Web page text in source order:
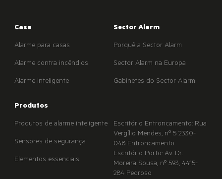
Casa
Alarme para casas
Alarme contra incêndios
Alarme inteligente
Sector Alarm
Porquê a Sector Alarm
Sector Alarm na Europa
Gabinetes do Sector Alarm
Produtos
Produtos de alarme inteligente
Sensores de segurança
Elementos essenciais
Escritório Entroncamento: Rua
Vergílio Mendes, nº 5 2330-
048 Entroncamento
Escritório Porto: Av. Dr.
Moreira Sousa, nº 593, 4415-
284 Pedroso